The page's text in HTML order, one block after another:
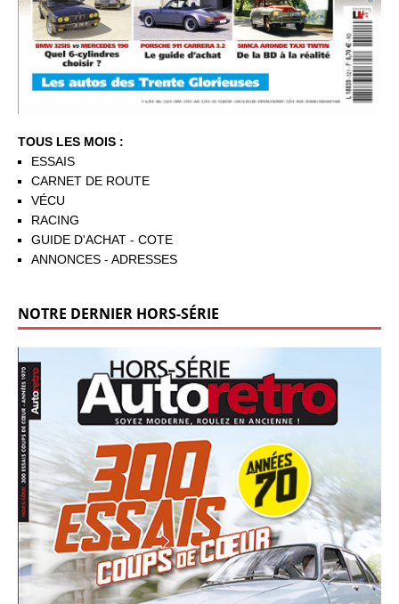
TOUS LES MOIS :
ESSAIS
CARNET DE ROUTE
VÉCU
RACING
GUIDE D'ACHAT - COTE
ANNONCES - ADRESSES
NOTRE DERNIER HORS-SÉRIE